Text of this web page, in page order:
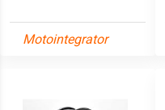
Motointegrator